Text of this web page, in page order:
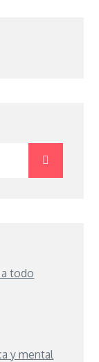
todo
y mental